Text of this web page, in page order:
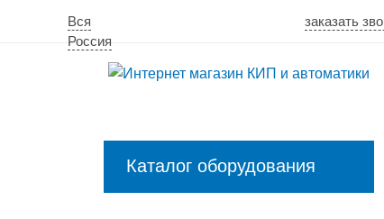
Вся
Россия
заказать
Каталог оборудования